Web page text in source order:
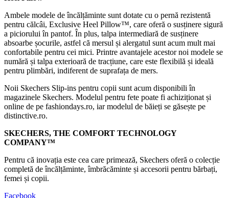
Ambele modele de încălțăminte sunt dotate cu o pernă rezistentă
pentru călcâi, Exclusive Heel Pillow™, care oferă o susținere sigură
a piciorului în pantof. În plus, talpa intermediară de susținere
absoarbe șocurile, astfel că mersul și alergatul sunt acum mult mai
confortabile pentru cei mici. Printre avantajele acestor noi modele se
numără și talpa exterioară de tracțiune, care este flexibilă și ideală
pentru plimbări, indiferent de suprafața de mers.
Noii Skechers Slip-ins pentru copii sunt acum disponibili în
magazinele Skechers. Modelul pentru fete poate fi achiziționat și
online de pe fashiondays.ro, iar modelul de băieți se găsește pe
distinctive.ro.
SKECHERS, THE COMFORT TECHNOLOGY
COMPANY™
Pentru că inovația este cea care primează, Skechers oferă o colecție
completă de încălțăminte, îmbrăcăminte și accesorii pentru bărbați,
femei și copii.
Facebook